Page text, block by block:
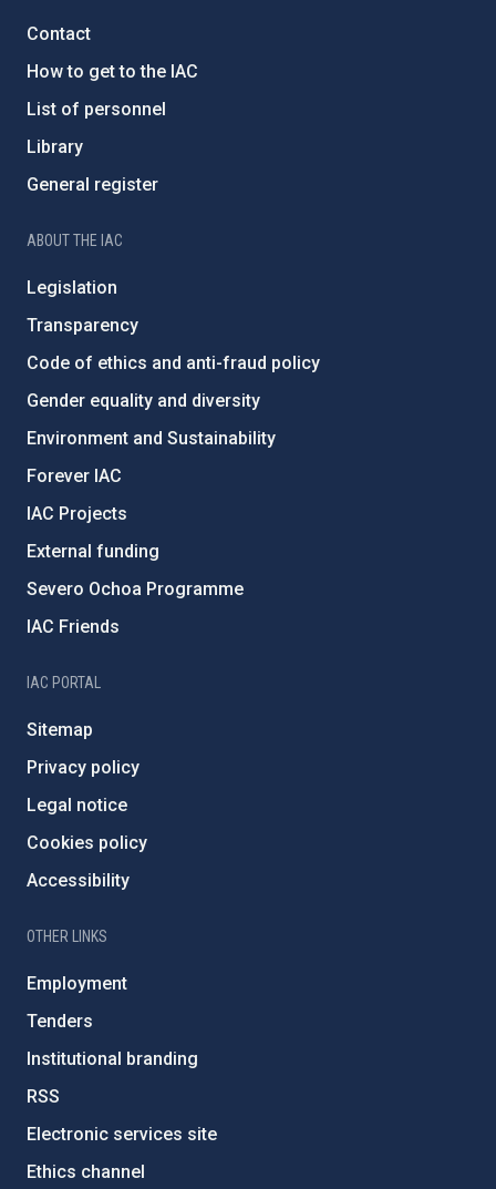
Contact
How to get to the IAC
List of personnel
Library
General register
ABOUT THE IAC
Legislation
Transparency
Code of ethics and anti-fraud policy
Gender equality and diversity
Environment and Sustainability
Forever IAC
IAC Projects
External funding
Severo Ochoa Programme
IAC Friends
IAC PORTAL
Sitemap
Privacy policy
Legal notice
Cookies policy
Accessibility
OTHER LINKS
Employment
Tenders
Institutional branding
RSS
Electronic services site
Ethics channel